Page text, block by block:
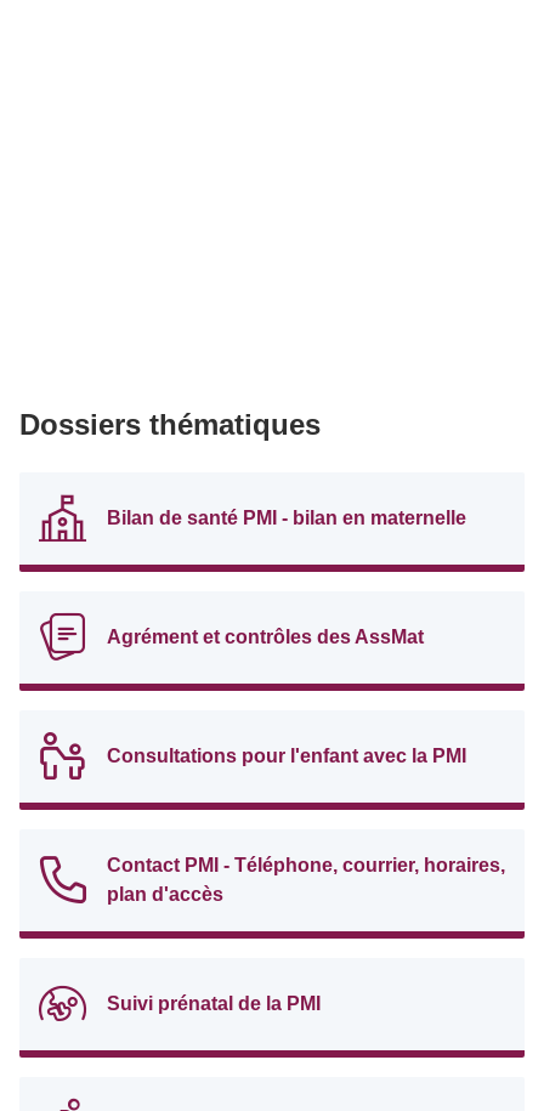
Dossiers thématiques
Bilan de santé PMI - bilan en maternelle
Agrément et contrôles des AssMat
Consultations pour l'enfant avec la PMI
Contact PMI - Téléphone, courrier, horaires,
plan d'accès
Suivi prénatal de la PMI